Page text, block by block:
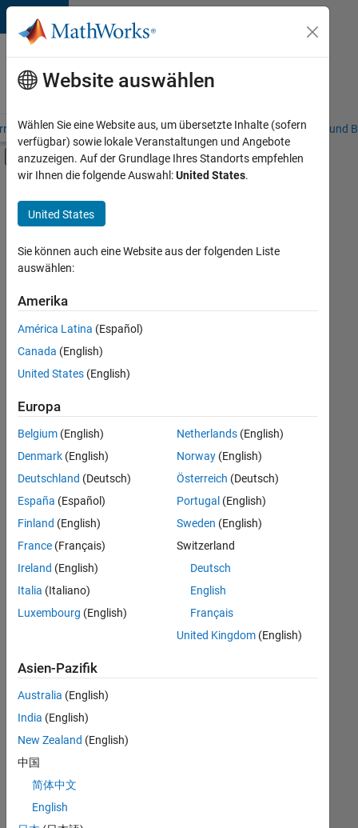
Weiter zum Inhalt
Karriere
bei
MathWorks
– Übersicht Stellensuche Niederlassungen Studierende und
Umschaltung für Off-Canvas-
Hauptinhalt
Information Technology
Commercial Sales
Education Sales
Sales Operations
Marketing Communications
Marketing Services
Human Resources
+6
Derzeit
es
keine
offenen
Stellen,
Ihren
Suchkriterien
entsprechen.
können
die
Suchkriterien
weiter
fassen
oder
alle
Stellenangebote
anzeigen .
noch
keine
offenen
Stellen
können,
die
Ihren
Website auswählen
Wählen Sie eine Website aus, um übersetzte Inhalte (sofern
verfügbar) sowie lokale Veranstaltungen und Angebote
anzuzeigen. Auf der Grundlage Ihres Standorts empfehlen
wir Ihnen die folgende Auswahl:United States.
United States
Sie können auch eine Website aus der folgenden Liste
auswählen:
Amerika
América Latina (Español)
Canada (English)
United States (English)
Europa
Belgium (English)
Denmark (English)
Deutschland (Deutsch)
España (Español)
Finland (English)
France (Français)
Ireland (English)
Italia (Italiano)
Luxembourg (English)
Netherlands(English)
Norway(English)
Österreich (Deutsch)
Portugal (English)
Sweden (English)
Switzerland
Deutsch
English
Français
United Kingdom(English)
Asien-Pazifik
Australia (English)
India (English)
New Zealand (English)
中国
简体中文
English